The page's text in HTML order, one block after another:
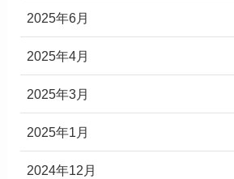
2025年6月
2025年4月
2025年3月
2025年1月
2024年12月